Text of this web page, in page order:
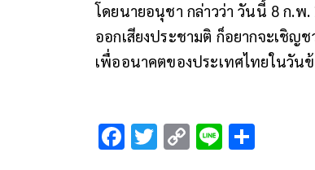
โดยนายอนุชา กล่าวว่า วันนี้ 8 ก.พ
ออกเสียงประชามติ ก็อยากจะเชิ
เพื่ออนาคตของประเทศไทยในวัน
F T C Li